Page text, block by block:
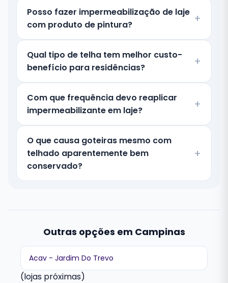
Posso fazer impermeabilização de laje
com produto de pintura?
Qual tipo de telha tem melhor custo-
benefício para residências?
Com que frequência devo reaplicar
impermeabilizante em laje?
O que causa goteiras mesmo com
telhado aparentemente bem
conservado?
Outras opções em Campinas
Acav - Jardim Do Trevo
(lojas próximas)